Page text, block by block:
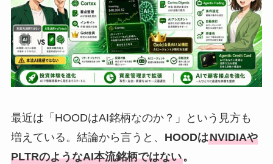
最近は「HOODはAI銘柄なのか？」という見方も
増えている。結論から言うと、 HOODはNVIDIAや
PLTRのようなAI本流銘柄ではない。